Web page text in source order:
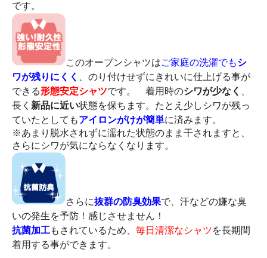
です。
このオープンシャツはご家庭の洗濯でもシ
ワが残りにくく
、のり付けせずにきれいに仕上げる事が
できる形態安定シャツです。 着用時のシワが少なく
長く 新品に近い状態を保ちます。たとえ少しシワが残っ
ていたとしてもアイロンがけが簡単に済みます。
※あまり脱水されずに濡れた状態のまま干されますと、
さらにシワが気にならなくなります。
さらに抜群の防臭効果で、汗などの嫌な臭
いの発生を予防！感じさせません！
抗菌加工もされているため、 毎日清潔なシャツを長期間
着用する事ができます。